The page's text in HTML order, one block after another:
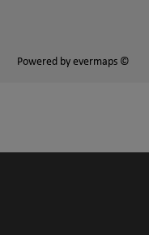
Powered by evermaps ©